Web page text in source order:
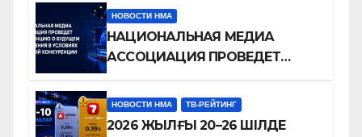
ЖАҒДАЙЫНДАҒЫ
ТЕЛЕДИДАРДЫҢ БОЛАШАҒЫ
ТУРАЛЫ КОНФЕРЕНЦИЯ
ӨТКІЗЕДІ
НОВОСТИ НМА
НАЦИОНАЛЬНАЯ МЕДИА
АССОЦИАЦИЯ ПРОВЕДЕТ
ТЕЛЕВИДЕНИЯ В УСЛОВИЯХ
ЦИФРОВОЙ КОНКУРЕНЦИИ
НОВОСТИ НМА ТВ-РЕЙТИНГ
2026 ЖЫЛҒЫ 20–26 ШІЛДЕ